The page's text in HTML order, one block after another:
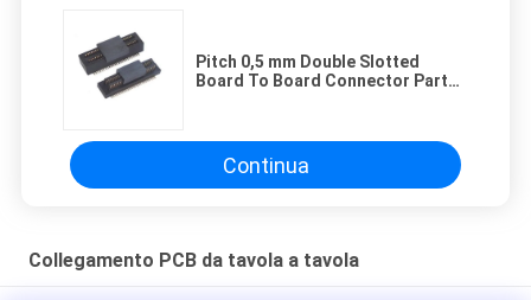
Pitch 0,5 mm Double Slotted
Board To Board Connector Parte
Continua
Collegamento PCB da tavola a tavola